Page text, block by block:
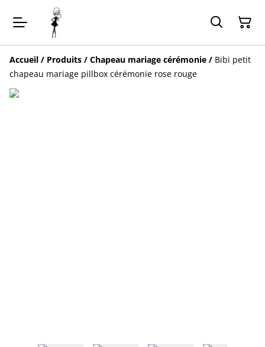
Accueil / Produits / Chapeau mariage cérémonie / Bibi petit
chapeau mariage pillbox cérémonie rose rouge